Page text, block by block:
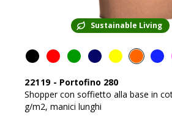
Sustainable Living
22119 - Portofino 280
Shopper con soffietto alla base in
g/m2, manici lunghi